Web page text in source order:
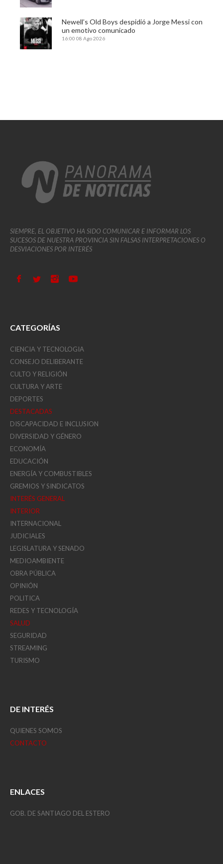
Newell’s Old Boys despidió a Jorge Messi con
un emotivo comunicado
16:00 08 Ago 2026
SIEMPRE, EL OBJETIVO HA SIDO COMUNICAR E INFORMAR LOS
SUCESOS DE NUESTRA PROVINCIA SIN FALSAS INTERPRETACIONES O
DESVIACIONES POR INTERÉS
CATEGORÍAS
CIENCIA Y TECNOLOGIA
CONSEJO DELIBERANTE
CULTO Y RELIGIÓN
CULTURA Y ARTE
DEPORTES
DESTACADAS
DISCAPACIDAD E INCLUSION
DIVERSIDAD Y GÉNERO
ECONOMÍA
EDUCACIÓN
ENERGÍA Y COMBUSTIBLES
GREMIOS Y SINDICATOS
INTERÉS GENERAL
INTERIOR
INTERNACIONAL
JUDICIALES
LEGISLATURA Y SENADO
MEDIOAMBIENTE
OBRA PÚBLICA
OPINIÓN
POLITICA
REDES Y TECNOLOGÍA
SALUD
SEGURIDAD
STREAMING
TURISMO
DE INTERÉS
QUIENES SOMOS
CONTACTO
ENLACES
GOB. DE SANTIAGO DEL ESTERO